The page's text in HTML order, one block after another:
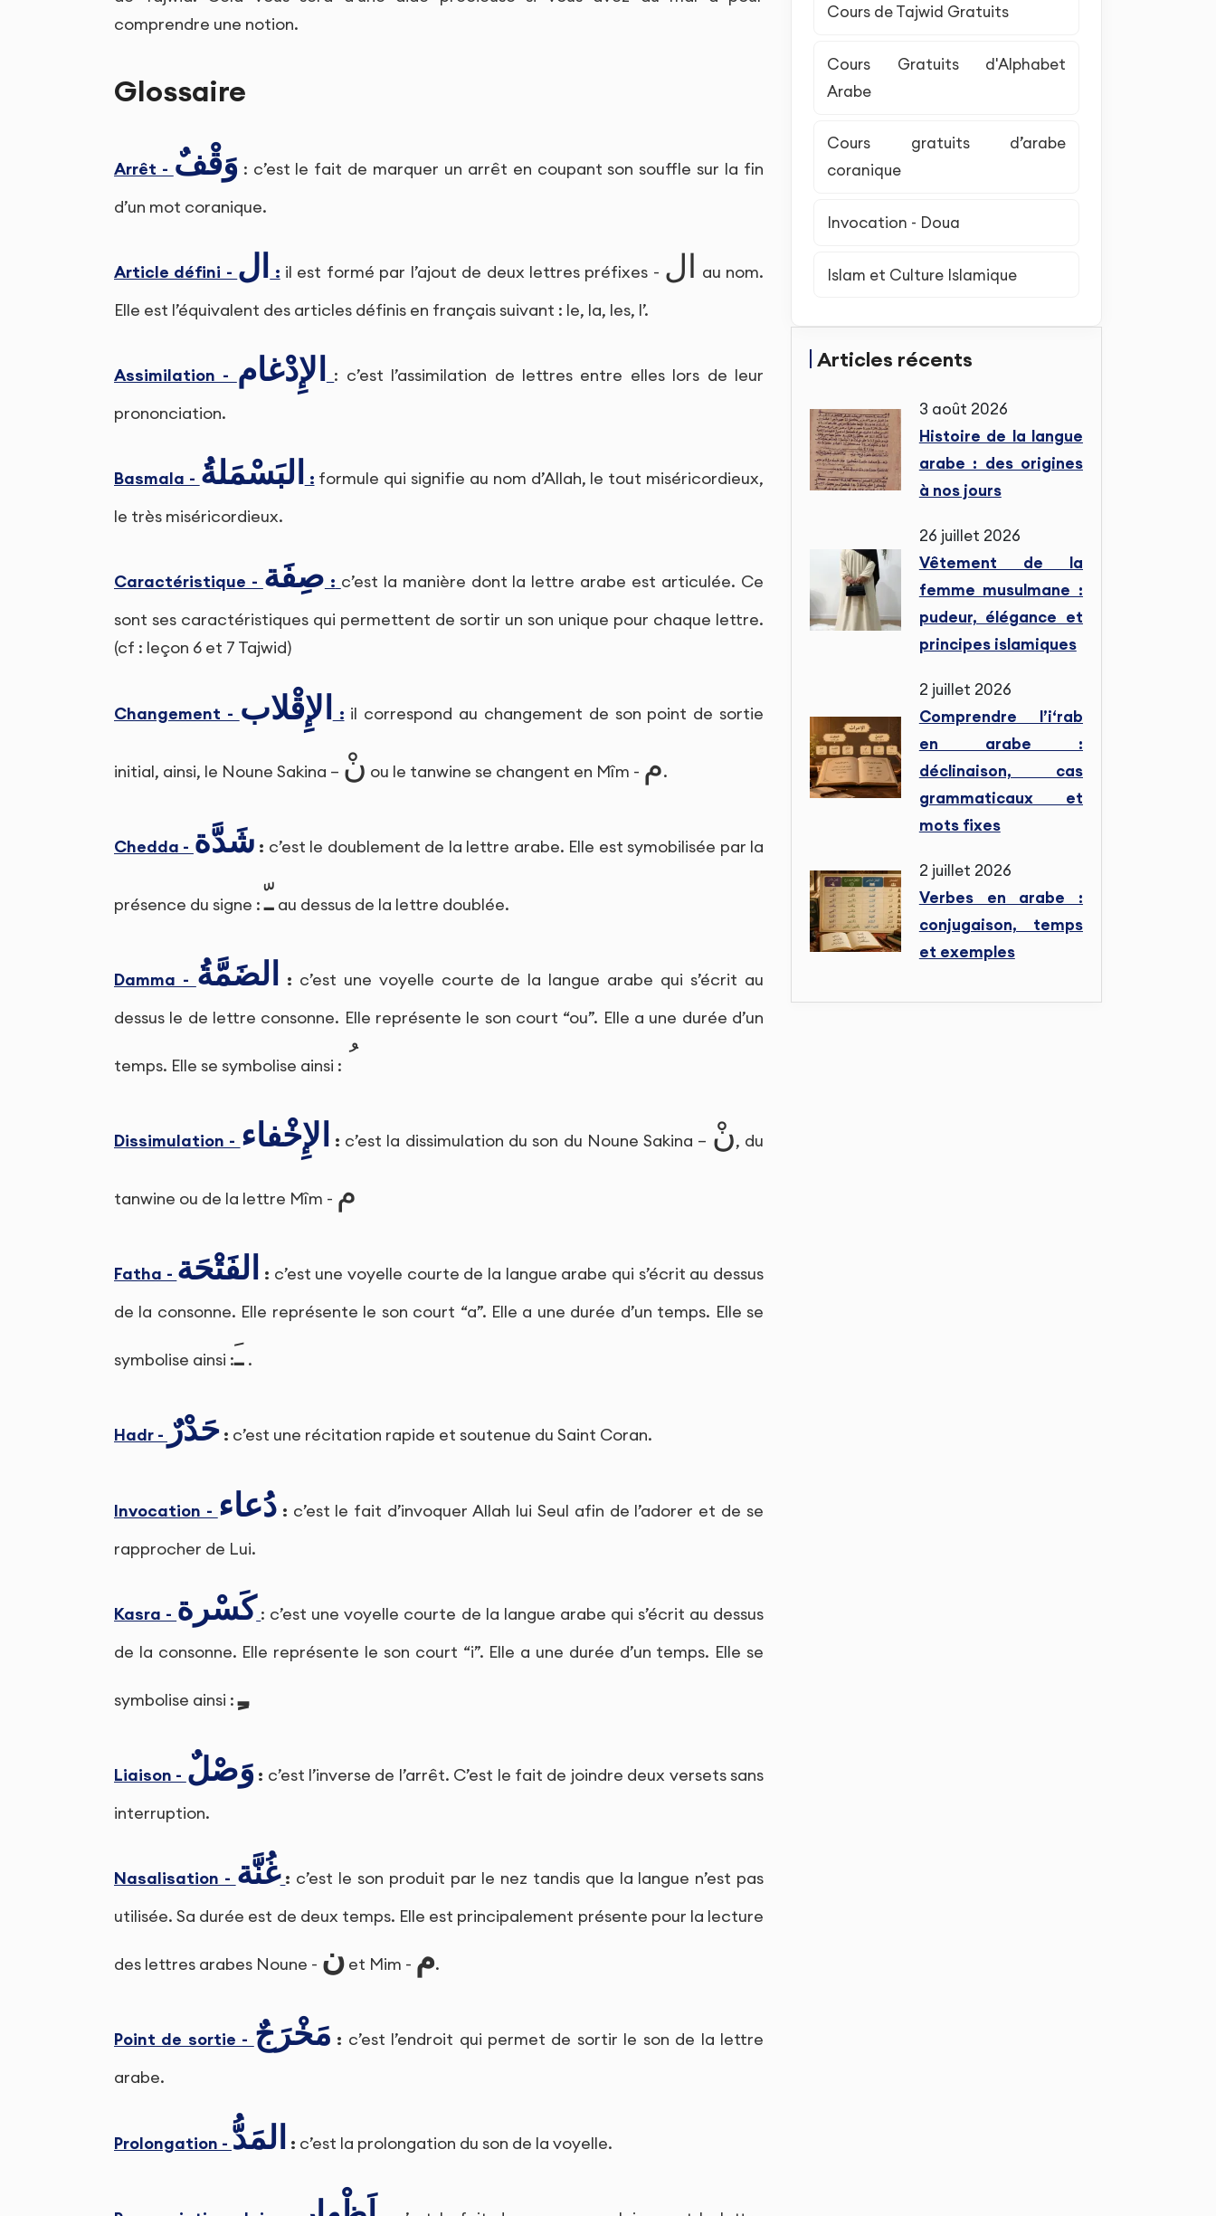
comprendre une notion.
Glossaire
Arrêt - وَقْفٌ : c’est le fait de marquer un arrêt en coupant son souffle sur la fin
d’un mot coranique.
Article défini - ال : il est formé par l’ajout de deux lettres préfixes - ال
au nom.
Elle est l’équivalent des articles définis en français suivant : le, la, les, l’.
Assimilation - الإِدْغام
: c’est l’assimilation de lettres entre elles lors de leur
prononciation.
Basmala - البَسْمَلةُ : formule qui signifie au nom d’Allah, le tout miséricordieux,
le très miséricordieux.
Caractéristique - صِفَة : c’est la manière dont la lettre arabe est articulée. Ce
sont ses caractéristiques qui permettent de sortir un son unique pour chaque lettre.
(cf : leçon 6 et 7 Tajwid)
Changement - الإِقْلاب : il correspond au changement de son point de sortie
initial, ainsi, le Noune Sakina – نْ ou le tanwine se changent en Mîm - م.
Chedda - شَدَّة : c’est le doublement de la lettre arabe. Elle est symobilisée par la
présence du signe :ـّ au dessus de la lettre doublée.
Damma - الضَمَّةُ : c’est une voyelle courte de la langue arabe qui s’écrit au
dessus le de lettre consonne. Elle représente le son court “ou”. Elle a une durée d’un
temps. Elle se symbolise ainsi :
Dissimulation - الإِخْفاء : c’est la dissimulation du son du Noune Sakina – نْ, du
tanwine ou de la lettre Mîm - م
Fatha - الفَتْحَة : c’est une voyelle courte de la langue arabe qui s’écrit au dessus
de la consonne. Elle représente le son court “a”. Elle a une durée d’un temps. Elle se
symbolise ainsi :ـَ .
Hadr - حَدْرٌ : c’est une récitation rapide et soutenue du Saint Coran.
Invocation - دُعاء: c’est le fait d’invoquer Allah lui Seul afin de l’adorer et de se
rapprocher de Lui.
Kasra - كَسْرة : c’est une voyelle courte de la langue arabe qui s’écrit au dessus
de la consonne. Elle représente le son court “i”. Elle a une durée d’un temps. Elle se
symbolise ainsi :ـِ
Liaison - وَصْلٌ : c’est l’inverse de l’arrêt. C’est le fait de joindre deux versets sans
interruption.
Nasalisation - غُنَّة : c’est le son produit par le nez tandis que la langue n’est pas
utilisée. Sa durée est de deux temps. Elle est principalement présente pour la lecture
des lettres arabes Noune - ن et Mim - م.
Point de sortie - مَخْرَجٌ : c’est l’endroit qui permet de sortir le son de la lettre
arabe.
Prolongation - المَدُّ : c’est la prolongation du son de la voyelle.
Cours de Tajwid Gratuits
Cours Gratuits d'Alphabet
Arabe
Cours gratuits d’arabe
coranique
Invocation - Doua
Islam et Culture Islamique
Articles récents
3 août 2026
Histoire de la langue
arabe : des origines
à nos jours
26 juillet 2026
Vêtement de la
femme musulmane :
pudeur, élégance et
principes islamiques
2 juillet 2026
Comprendre l’i‘rab
en arabe :
déclinaison, cas
grammaticaux et
mots fixes
2 juillet 2026
Verbes en arabe :
conjugaison, temps
et exemples